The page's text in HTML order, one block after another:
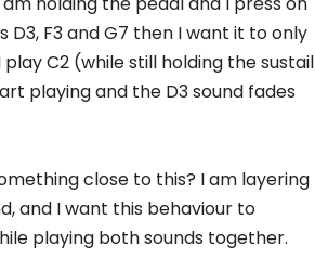
F3 and G7 then I want it to only
C2 (while still holding the sustail
playing and the D3 sound fades
close to this? I am layering
and I want this behaviour to
playing both sounds together.